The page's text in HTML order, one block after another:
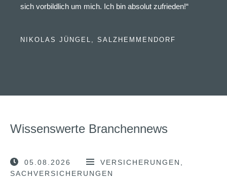
sich vorbildlich um mich. Ich bin absolut zufrieden!“
NIKOLAS JÜNGEL, SALZHEMMENDORF
Wissenswerte Branchennews
05.08.2026
VERSICHERUNGEN
SACHVERSICHERUNGEN